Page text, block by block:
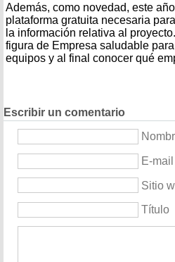
Además, como novedad, este
plataforma gratuita necesaria
la información relativa al
figura de Empresa saludable
equipos y al final conocer qué
Escribir un comentario
E-mail
Sitio
Título